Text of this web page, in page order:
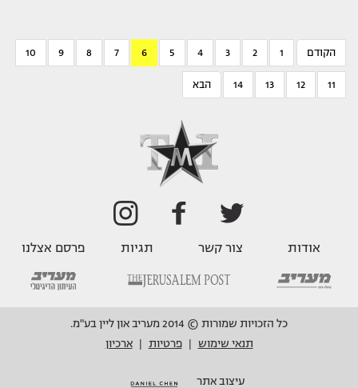
הקודם 1
2
3
4
5
6
7
8
9
10
11
12
13
14 הבא
אודות צור קשר תגיות פרסם אצלנו
כל הזכויות שמורות © 2014 מעריב און ליין בע"מ.
תנאי שימוש
פרטיות ארכיון
עיצוב אתר